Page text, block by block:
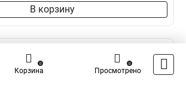
В корзину
Корзина
0
Просмотрено
0